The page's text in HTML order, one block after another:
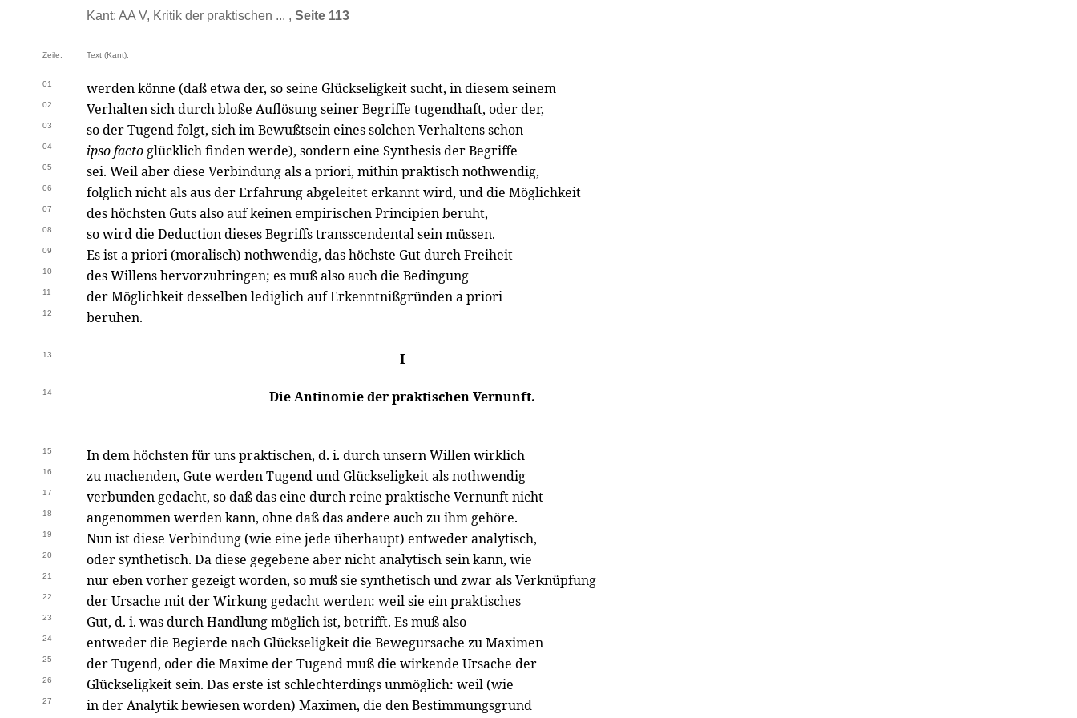
Kant: AA V, Kritik der praktischen ... , Seite 113
Zeile: Text (Kant):
01 werden könne (daß etwa der, so seine Glückseligkeit sucht, in diesem seinem
02 Verhalten sich durch bloße Auflösung seiner Begriffe tugendhaft, oder der,
03 so der Tugend folgt, sich im Bewußtsein eines solchen Verhaltens schon
04 ipso facto glücklich finden werde), sondern eine Synthesis der Begriffe
05 sei. Weil aber diese Verbindung als a priori, mithin praktisch nothwendig,
06 folglich nicht als aus der Erfahrung abgeleitet erkannt wird, und die Möglichkeit
07 des höchsten Guts also auf keinen empirischen Principien beruht,
08 so wird die Deduction dieses Begriffs transscendental sein müssen.
09 Es ist a priori (moralisch) nothwendig, das höchste Gut durch Freiheit
10 des Willens hervorzubringen; es muß also auch die Bedingung
11 der Möglichkeit desselben lediglich auf Erkenntnißgründen a priori
12 beruhen.
13 I
14 Die Antinomie der praktischen Vernunft.
15 In dem höchsten für uns praktischen, d. i. durch unsern Willen wirklich
16 zu machenden, Gute werden Tugend und Glückseligkeit als nothwendig
17 verbunden gedacht, so daß das eine durch reine praktische Vernunft nicht
18 angenommen werden kann, ohne daß das andere auch zu ihm gehöre.
19 Nun ist diese Verbindung (wie eine jede überhaupt) entweder analytisch,
20 oder synthetisch. Da diese gegebene aber nicht analytisch sein kann, wie
21 nur eben vorher gezeigt worden, so muß sie synthetisch und zwar als Verknüpfung
22 der Ursache mit der Wirkung gedacht werden: weil sie ein praktisches
23 Gut, d. i. was durch Handlung möglich ist, betrifft. Es muß also
24 entweder die Begierde nach Glückseligkeit die Bewegursache zu Maximen
25 der Tugend, oder die Maxime der Tugend muß die wirkende Ursache der
26 Glückseligkeit sein. Das erste ist schlechterdings unmöglich: weil (wie
27 in der Analytik bewiesen worden) Maximen, die den Bestimmungsgrund